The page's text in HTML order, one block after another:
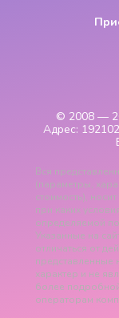
© 2008 —
Адрес:
Вся
(параметры,
стоимость),
при каких
определяемой
Указанные на
отличаться от
представленные
характер и не
более
операторам